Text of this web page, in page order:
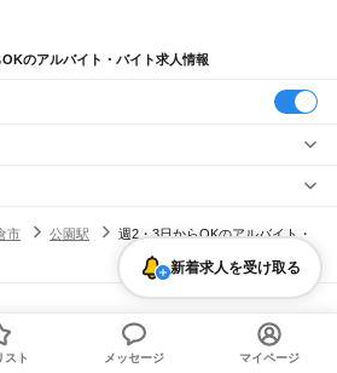
のアルバイト・バイト求人情報
市原市 八千代市我孫子市
鎌ケ谷市
市 印西市
南房総市
市 夷隅郡
船橋法典駅
船橋駅 東船橋駅津田沼駅 幕張本郷駅幕張駅
葉駅
ッフ 皿洗い・洗い場精肉・鮮魚加工
給食調理
カウンター販売員バー（BAR）・バーテンダー
深夜の仕事 髪型・髪色自由 ネイルOK
市 公園駅
週2・3日からOKのアルバイト・
新着求人を受け取る
プ
利用規約・プライバシーポリシー
スト メッセージ マイページ